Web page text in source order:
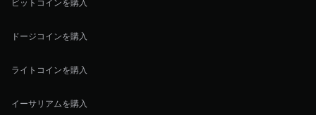
ビットコインを購入
ドージコインを購入
ライトコインを購入
イーサリアムを購入